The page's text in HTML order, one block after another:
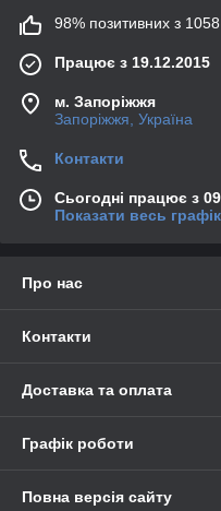
98% позитивних з 1058
Працює з 19.12.2015
м. Запоріжжя
Запоріжжя, Україна
Контакти
Сьогодні працює з
Показати весь
Про нас
Контакти
Доставка та оплата
Графік роботи
Повна версія сайту